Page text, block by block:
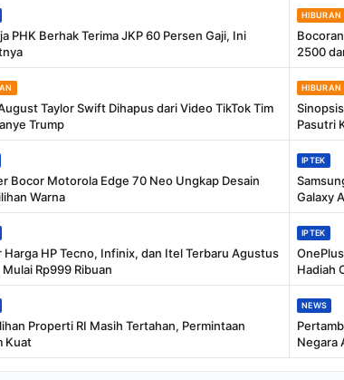
PHK Berhak Terima JKP 60 Persen Gaji, Ini
HIBURAN
2500
Taylor Swift Dihapus dari Video TikTok Tim
Trump
HIBURAN
Pasutri
Bocor Motorola Edge 70 Neo Ungkap Desain
Warna
IPTEK
Galaxy
Harga HP Tecno, Infinix, dan Itel Terbaru Agustus
Rp999 Ribuan
IPTEK
Hadiah
Properti RI Masih Tertahan, Permintaan
Kuat
NEWS
Negara